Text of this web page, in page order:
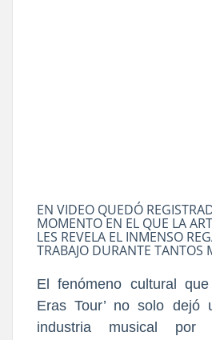
EN VIDEO QUEDÓ
MOMENTO EN EL QUE LA
LES REVELA EL INMENSO
TRABAJO DURANTE TANTOS
El fenómeno cultural
Eras Tour’ no solo dejó
industria musical